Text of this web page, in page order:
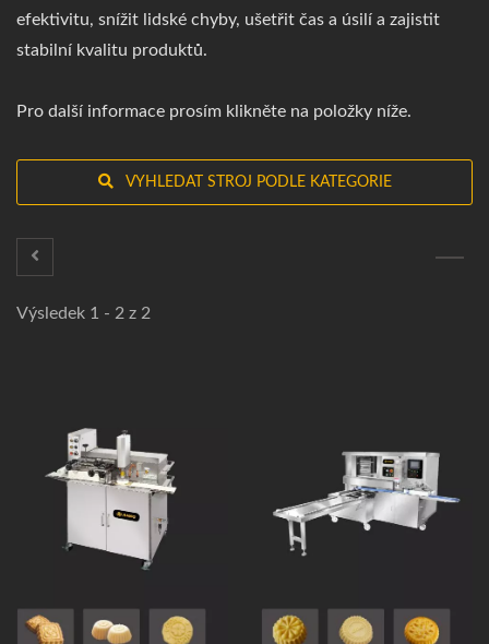
efektivitu, snížit lidské chyby, ušetřit čas a úsilí a zajistit
stabilní kvalitu produktů.
Pro další informace prosím klikněte na položky níže.
VYHLEDAT STROJ PODLE KATEGORIE
Výsledek 1 - 2 z 2